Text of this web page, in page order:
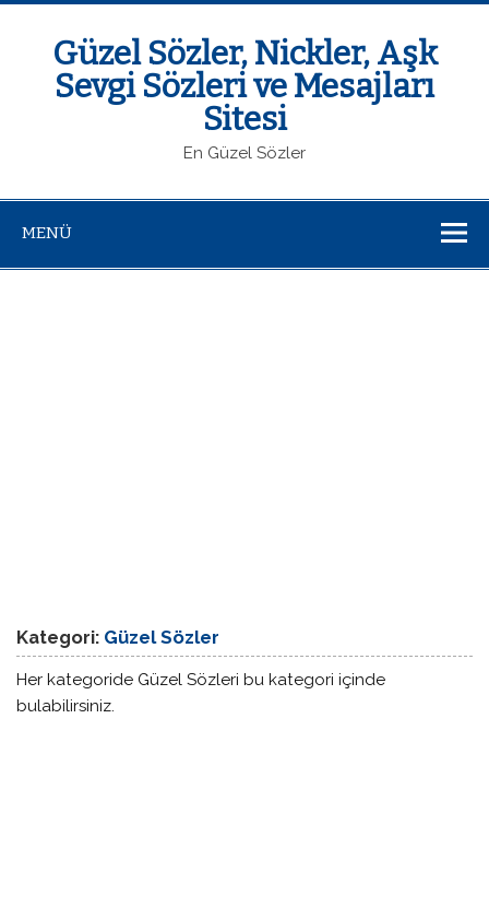
Güzel Sözler, Nickler, Aşk
Sevgi Sözleri ve Mesajları
Sitesi
En Güzel Sözler
MENÜ
Kategori: Güzel Sözler
Her kategoride Güzel Sözleri bu kategori içinde
bulabilirsiniz.